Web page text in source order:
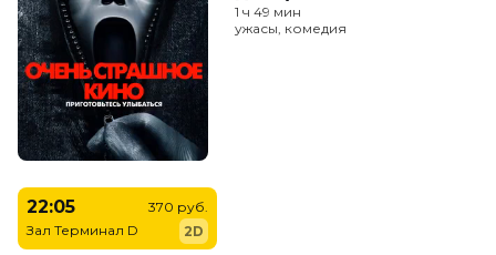
1 ч 49 мин
ужасы, комедия
22:05
Зал Терминал D
370 руб.
2D